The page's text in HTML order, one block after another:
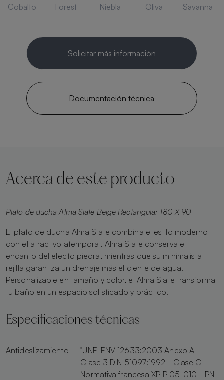
Cobalto Forest Niebla Oliva Savanna
Solicitar más información
Documentación técnica
Acerca de este producto
Plato de ducha Alma Slate Beige Rectangular 180 X 90
El plato de ducha Alma Slate combina el estilo moderno
con el atractivo atemporal. Alma Slate conserva el
encanto del efecto piedra, mientras que su minimalista
rejilla garantiza un drenaje más eficiente de agua.
Personalizable en tamaño y color, el Alma Slate transforma
tu baño en un espacio sofisticado y práctico.
Especificaciones técnicas
Antideslizamiento
"UNE-ENV 12633:2003 Anexo A -
Clase 3 DIN 51097:1992 - Clase C
Normativa francesa XP P 05-010 - PN